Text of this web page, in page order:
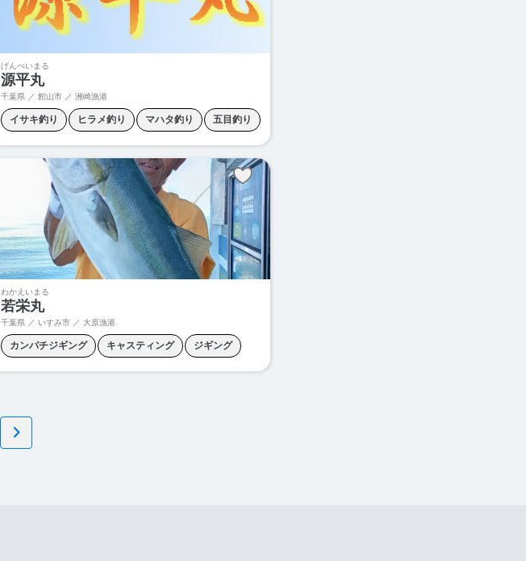
中深海ジギング 根魚ジギング 青物ジギング
げんぺいまる
源平丸
千葉県 ／ 館山市 ／ 洲崎漁港
イサキ釣り ヒラメ釣り マハタ釣り 五目釣り
根魚ジギング 根魚釣り 泳がせ釣り
胴付き釣り 青物ジギング
わかえいまる
若栄丸
千葉県 ／ いすみ市 ／ 大原漁港
カンパチジギング キャスティング ジギング
ヒラマサキャスティング ヒラマサジギング
青物キャスティング